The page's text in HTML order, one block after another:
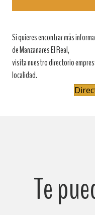
Si quieres encontrar más
de Manzanares El Real,
visita nuestro directorio
localidad.
Te